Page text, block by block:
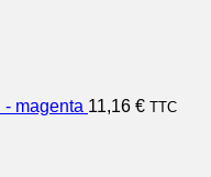
magenta 11,16 € TTC